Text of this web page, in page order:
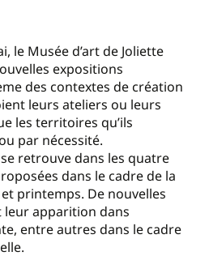
le Musée d’art de Joliette
expositions
des contextes de création
leurs ateliers ou leurs
les territoires qu’ils
par nécessité.
retrouve dans les quatre
dans le cadre de la
printemps. De nouvelles
apparition dans
entre autres dans le cadre